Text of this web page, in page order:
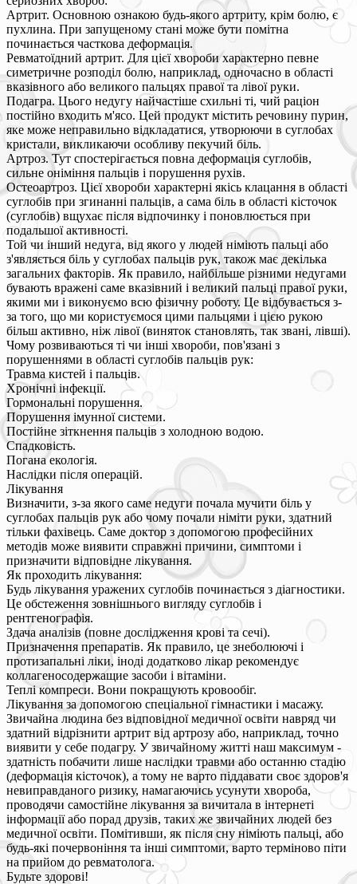
Артрит. Основною ознакою будь-якого артриту, крім болю, є
пухлина. При запущеному стані може бути помітна
починається часткова деформація.
Ревматоїдний артрит. Для цієї хвороби характерно певне
симетричне розподіл болю, наприклад, одночасно в області
вказівного або великого пальцях правої та лівої руки.
Подагра. Цього недугу найчастіше схильні ті, чий раціон
постійно входить м'ясо. Цей продукт містить речовину пурин,
яке може неправильно відкладатися, утворюючи в суглобах
кристали, викликаючи особливу пекучий біль.
Артроз. Тут спостерігається повна деформація суглобів,
сильне оніміння пальців і порушення рухів.
Остеоартроз. Цієї хвороби характерні якісь клацання в області
суглобів при згинанні пальців, а сама біль в області кісточок
(суглобів) вщухає після відпочинку і поновлюється при
подальшої активності.
Той чи інший недуга, від якого у людей німіють пальці або
з'являється біль у суглобах пальців рук, також має декілька
загальних факторів. Як правило, найбільше різними недугами
бувають вражені саме вказівний і великий пальці правої руки,
якими ми і виконуємо всю фізичну роботу. Це відбувається з-
за того, що ми користуємося цими пальцями і цією рукою
більш активно, ніж лівої (виняток становлять, так звані, лівші).
Чому розвиваються ті чи інші хвороби, пов'язані з
порушеннями в області суглобів пальців рук:
Травма кистей і пальців.
Хронічні інфекції.
Гормональні порушення.
Порушення імунної системи.
Постійне зіткнення пальців з холодною водою.
Спадковість.
Погана екологія.
Наслідки після операцій.
Лікування
Визначити, з-за якого саме недуги почала мучити біль у
суглобах пальців рук або чому почали німіти руки, здатний
тільки фахівець. Саме доктор з допомогою професійних
методів може виявити справжні причини, симптоми і
призначити відповідне лікування.
Як проходить лікування:
Будь лікування уражених суглобів починається з діагностики.
Це обстеження зовнішнього вигляду суглобів і
рентгенографія.
Здача аналізів (повне дослідження крові та сечі).
Призначення препаратів. Як правило, це знеболюючі і
протизапальні ліки, іноді додатково лікар рекомендує
коллагеносодержащие засоби і вітаміни.
Теплі компреси. Вони покращують кровообіг.
Лікування за допомогою спеціальної гімнастики і масажу.
Звичайна людина без відповідної медичної освіти навряд чи
здатний відрізнити артрит від артрозу або, наприклад, точно
виявити у себе подагру. У звичайному житті наш максимум -
здатність побачити лише наслідки травми або останню стадію
(деформація кісточок), а тому не варто піддавати своє здоров'я
невиправданого ризику, намагаючись усунути хвороба,
проводячи самостійне лікування за вичитала в інтернеті
інформації або порад друзів, таких же звичайних людей без
медичної освіти. Помітивши, як після сну німіють пальці, або
будь-які почервоніння та інші симптоми, варто терміново піти
на прийом до ревматолога.
Будьте здорові!